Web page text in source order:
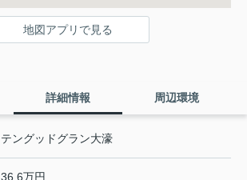
地図アプリで見る
詳細情報 周辺環境
テングッドグラン大濠
36.6万円